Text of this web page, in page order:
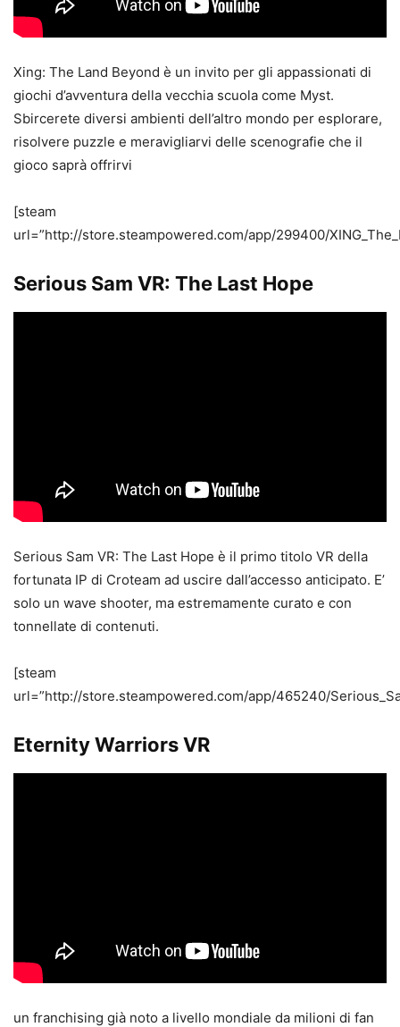
Xing: The Land Beyond è un invito per gli appassionati di
giochi d’avventura della vecchia scuola come Myst.
Sbircerete diversi ambienti dell’altro mondo per esplorare,
risolvere puzzle e meravigliarvi delle scenografie che il
gioco saprà offrirvi
[steam
url=”http://store.steampowered.com/app/299400/
Serious Sam VR: The Last Hope
Serious Sam VR: The Last Hope è il primo titolo VR della
fortunata IP di Croteam ad uscire dall’accesso anticipato. E’
solo un wave shooter, ma estremamente curato e con
tonnellate di contenuti.
[steam
url=”http://store.steampowered.com/app/465240/
Eternity Warriors VR
un franchising già noto a livello mondiale da milioni di fan